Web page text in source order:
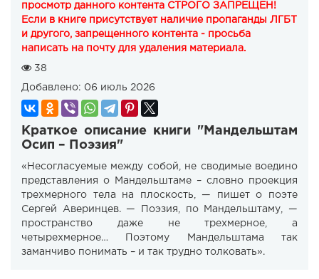
просмотр данного контента СТРОГО ЗАПРЕЩЕН!
Если в книге присутствует наличие пропаганды ЛГБТ
и другого, запрещенного контента - просьба
написать на почту для удаления материала.
38
Добавлено: 06 июль 2026
Краткое описание книги "Мандельштам
Осип – Поэзия"
«Несогласуемые между собой, не сводимые воедино
представления о Мандельштаме – словно проекция
трехмерного тела на плоскость, — пишет о поэте
Сергей Аверинцев. — Поэзия, по Мандельштаму, —
пространство даже не трехмерное, а
четырехмерное… Поэтому Мандельштама так
заманчиво понимать – и так трудно толковать».